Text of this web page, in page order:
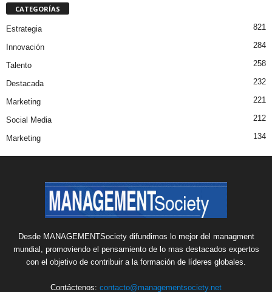
CATEGORÍAS
Estrategia 821
Innovación 284
Talento 258
Destacada 232
Marketing 221
Social Media 212
Marketing 134
Desde MANAGEMENTSociety difundimos lo mejor del managment
mundial, promoviendo el pensamiento de lo mas destacados expertos
con el objetivo de contribuir a la formación de líderes globales.
Contáctenos: contacto@managementsociety.net